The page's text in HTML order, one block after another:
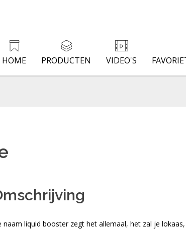
HOME PRODUCTEN VIDEO'S
naam liquid booster zegt het allemaal, het zal je